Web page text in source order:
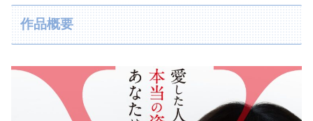
作品概要